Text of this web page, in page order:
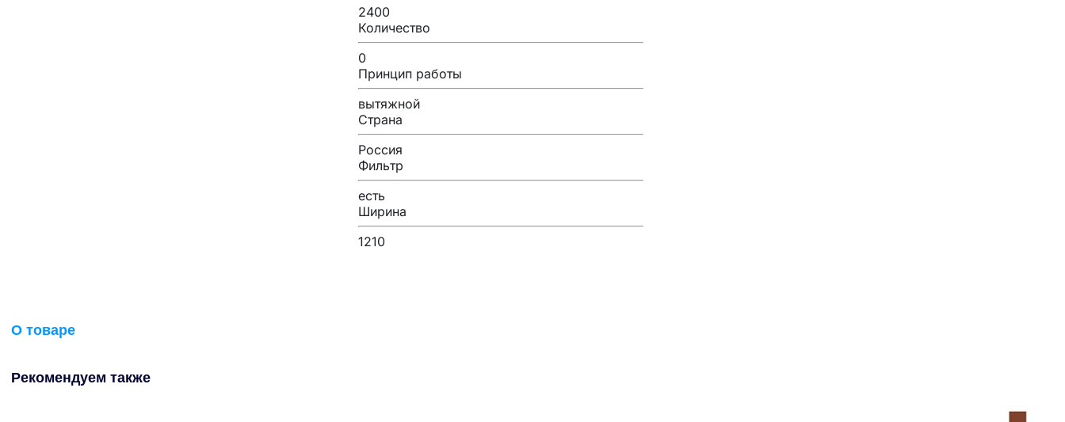
2400
Количество
0
Принцип работы
вытяжной
Страна
Россия
Фильтр
есть
Ширина
1210
О товаре
Рекомендуем также